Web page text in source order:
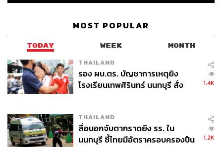
MOST POPULAR
TODAY WEEK MONTH
THAILAND
รอง ผบ.ตร. บัญชาการเหตุยิง
โรงเรียนเทพศิรินทร์ นนทบุรี สั่ง
1.4K
THAILAND
สื่อนอกจับตากราดยิง รร. ใน
นนทบุรี ชี้ไทยมีอัตราครอบครองปืน
1.2K